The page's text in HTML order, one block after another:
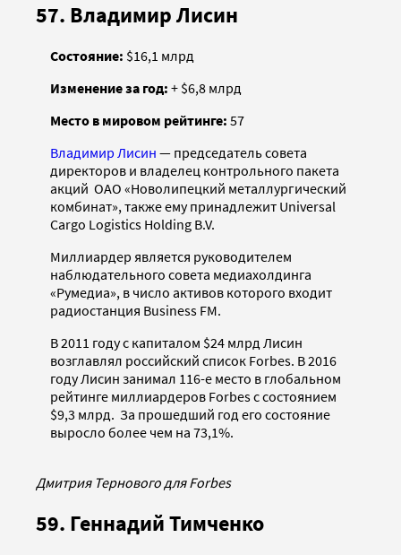
57. Владимир Лисин
Состояние: $16,1 млрд
Изменение за год: + $6,8 млрд
Место в мировом рейтинге: 57
Владимир Лисин — председатель совета
директоров и владелец контрольного пакета
акций ОАО «Новолипецкий металлургический
комбинат», также ему принадлежит Universal
Cargo Logistics Holding B.V.
Миллиардер является руководителем
наблюдательного совета медиахолдинга
«Румедиа», в число активов которого входит
радиостанция Business FM.
В 2011 году с капиталом $24 млрд Лисин
возглавлял российский список Forbes. В 2016
году Лисин занимал 116-е место в глобальном
рейтинге миллиардеров Forbes с состоянием
$9,3 млрд. За прошедший год его состояние
выросло более чем на 73,1%.
Дмитрия Тернового для Forbes
59. Геннадий Тимченко